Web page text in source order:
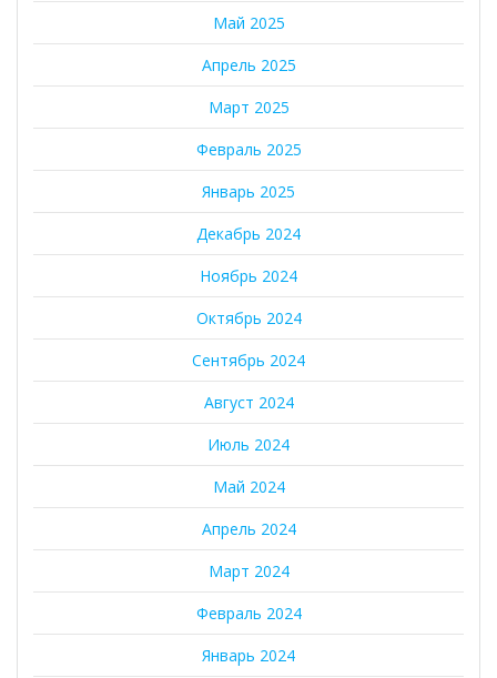
Май 2025
Апрель 2025
Март 2025
Февраль 2025
Январь 2025
Декабрь 2024
Ноябрь 2024
Октябрь 2024
Сентябрь 2024
Август 2024
Июль 2024
Май 2024
Апрель 2024
Март 2024
Февраль 2024
Январь 2024